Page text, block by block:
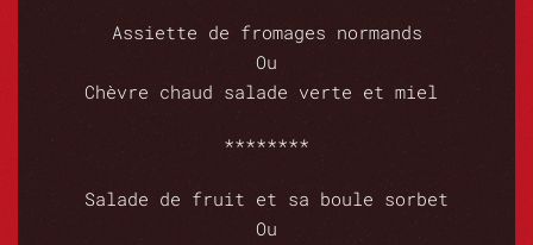
Assiette de fromages normands
Ou
Chèvre chaud salade verte et miel
********
Salade de fruit et sa boule sorbet
Ou